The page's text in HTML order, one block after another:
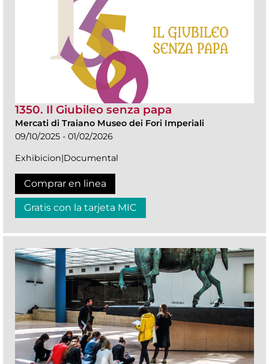
1350. Il Giubileo senza papa
Mercati di Traiano Museo dei Fori Imperiali
09/10/2025 - 01/02/2026
Exhibicion|Documental
Comprar en linea
Gratis con la tarjeta MIC